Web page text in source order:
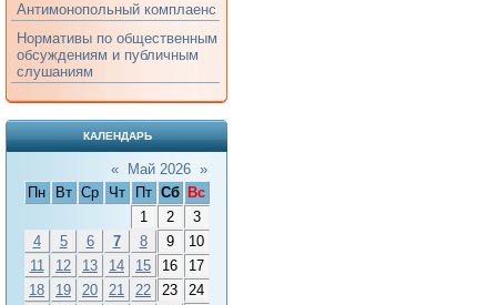
Антимонопольный комплаенс
Нормативы по общественным
обсуждениям и публичным
слушаниям
КАЛЕНДАРЬ
« Май 2026 »
Пн
Вт Ср Чт Пт Сб
Вс
1
2
3
4
5 6 7 8 9
10
11
12 13 14 15 16
17
18
19 20 21 22 23
24